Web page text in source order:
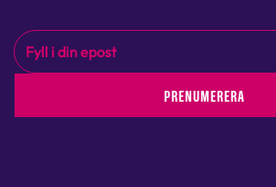
PRENUMERERA